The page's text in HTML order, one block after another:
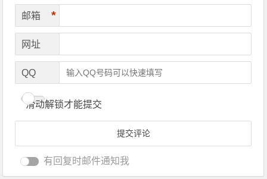
邮箱 *
网址
QQ
滑动解锁才能提交
有回复时邮件通知我